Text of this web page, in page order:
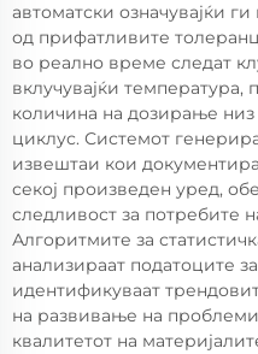
автоматски означувајќи
од прифатливите
во реално време следат
вклучувајќи температура,
количина на дозирање
циклус. Системот
извештаи кои
секој произведен уред,
следливост за потребите
Алгоритмите за
анализираат податоците
идентификуваат
на развивање на
квалитетот на